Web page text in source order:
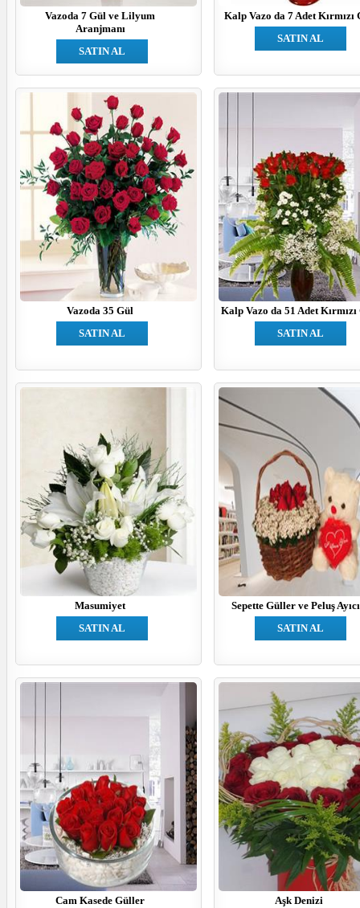
Vazoda 7 Gül ve Lilyum
Aranjmanı
SATIN AL
Kalp Vazo da 7 Adet Kırmızı
SATIN AL
Vazoda 35 Gül
SATIN AL
Kalp Vazo da 51 Adet
SATIN AL
Masumiyet
SATIN AL
Sepette Güller ve Peluş
SATIN AL
Cam Kasede Güller
Aşk Denizi